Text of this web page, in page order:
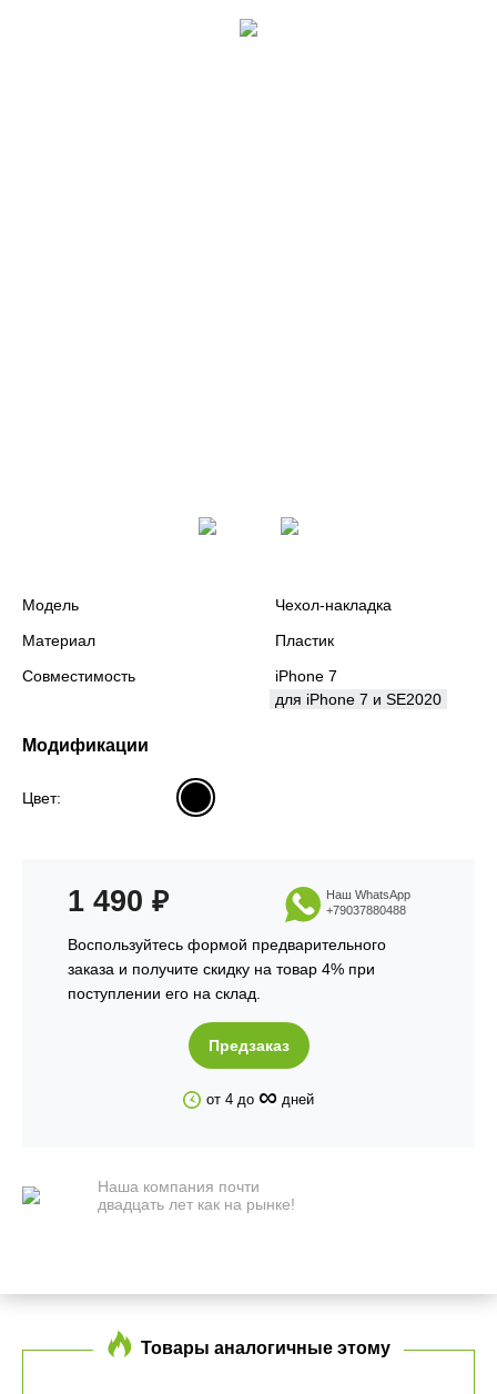
Модель
Чехол-накладка
Материал
Пластик
Совместимость
iPhone 7
для iPhone 7 и SE2020
Модификации
Цвет:
1 490 ₽
Воспользуйтесь формой предварительного
заказа и получите скидку на товар 4% при
поступлении его на склад.
Наш WhatsApp
+79037880488
Предзаказ
от 4 до ∞ дней
Наша компания почти
двадцать лет как на рынке!
Товары аналогичные этому